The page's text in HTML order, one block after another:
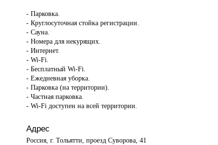
- Парковка.
- Круглосуточная стойка регистрации.
- Сауна.
- Номера для некурящих.
- Интернет.
- Wi-Fi.
- Бесплатный Wi-Fi.
- Ежедневная уборка.
- Парковка (на территории).
- Частная парковка.
- Wi-Fi доступен на всей территории.
Адрес
Россия, г. Тольятти, проезд Суворова, 41